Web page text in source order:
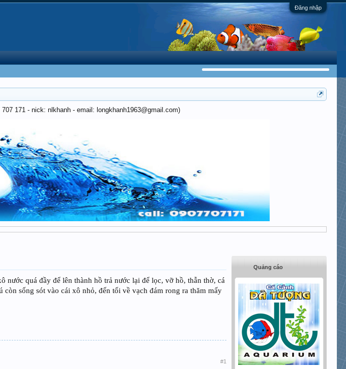
Đăng nhập
171 - nick: nlkhanh - email: longkhanh1963@gmail.com)
nước quá đầy để lên thành hồ trả nước lại để lọc, vỡ hồ, thẫn thờ, cá
sống sót vào cái xô nhỏ, đến tối về vạch đám rong ra thăm mấy
#1
Quảng cáo